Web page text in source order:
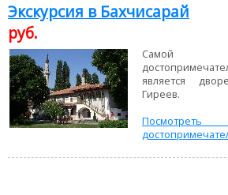
Экскурсия в Бахчисарай
руб.
Самой
является
Гиреев.